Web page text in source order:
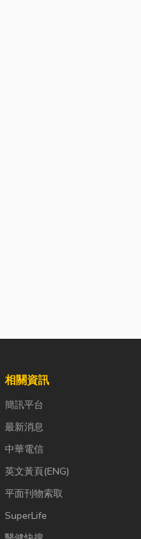
相關資訊
簡訊平台
最新消息
中華電信
英文黃頁(ENG)
平面刊物索取
SuperLife